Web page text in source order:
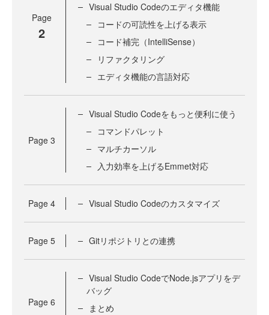
Page
2
Visual Studio Codeのエディタ機能
コードの可読性を上げる表示
コード補完（IntelliSense）
リファクタリング
エディタ機能の言語対応
Page 3
Visual Studio Codeをもっと便利に使う
コマンドパレット
マルチカーソル
入力効率を上げるEmmet対応
Page 4 Visual Studio Codeのカスタマイズ
Page 5 Gitリポジトリとの連携
Page 6
Visual Studio CodeでNode.jsアプリをデ
バッグ
まとめ